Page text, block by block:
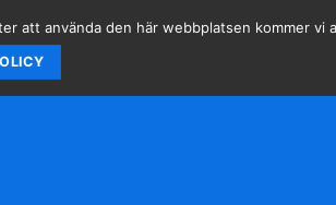
att använda den här webbplatsen kommer vi